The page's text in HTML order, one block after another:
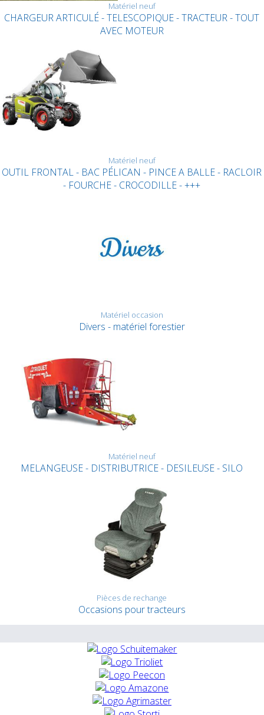
Matériel neuf
CHARGEUR ARTICULÉ - TELESCOPIQUE - TRACTEUR - TOUT
AVEC MOTEUR
Matériel neuf
OUTIL FRONTAL - BAC PÉLICAN - PINCE A BALLE - RACLOIR
- FOURCHE - CROCODILLE - +++
Matériel occasion
Divers - matériel forestier
Matériel neuf
MELANGEUSE - DISTRIBUTRICE - DESILEUSE - SILO
Pièces de rechange
Occasions pour tracteurs